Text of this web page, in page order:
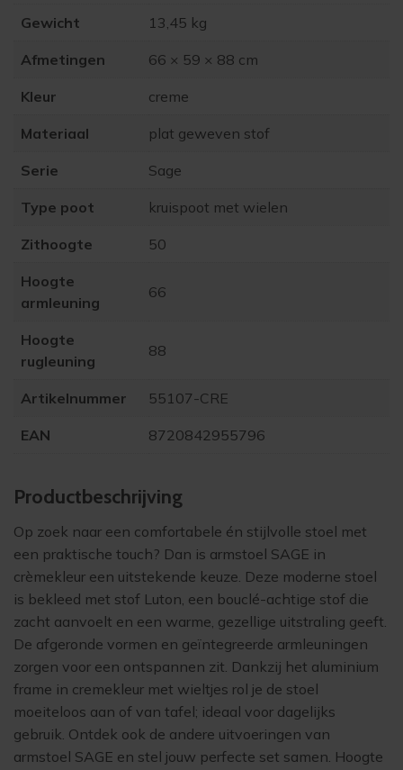
Gewicht 13,45 kg
Afmetingen 66 × 59 × 88 cm
Kleur creme
Materiaal plat geweven stof
Serie Sage
Type poot kruispoot met wielen
Zithoogte 50
Hoogte
armleuning
66
Hoogte
rugleuning
88
Artikelnummer 55107-CRE
EAN 8720842955796
Product­beschrijving
Op zoek naar een comfortabele én stijlvolle stoel met
een praktische touch? Dan is armstoel SAGE in
crèmekleur een uitstekende keuze. Deze moderne stoel
is bekleed met stof Luton, een bouclé-achtige stof die
zacht aanvoelt en een warme, gezellige uitstraling geeft.
De afgeronde vormen en geïntegreerde armleuningen
zorgen voor een ontspannen zit. Dankzij het aluminium
frame in cremekleur met wieltjes rol je de stoel
moeiteloos aan of van tafel; ideaal voor dagelijks
gebruik. Ontdek ook de andere uitvoeringen van
armstoel SAGE en stel jouw perfecte set samen. Hoogte